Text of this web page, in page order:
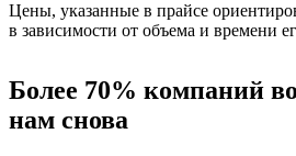
Цены, указанные в прайсе
в зависимости от объема и времени
Более 70% компаний
нам снова